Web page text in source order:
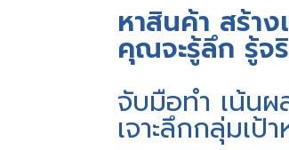
หาสินค้า สร้า
คุณจะรู้ลึก รู้จ
จับมือทำ เน้น
เจาะลึกกลุ่มเป้